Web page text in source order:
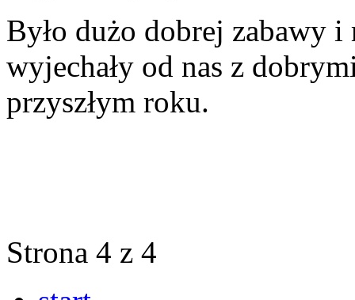
Było dużo dobrej zabawy
wyjechały od nas z
przyszłym roku.
Strona 4 z 4